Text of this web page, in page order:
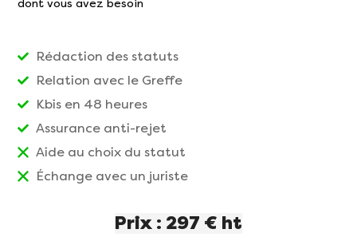
dont vous avez besoin
Rédaction des statuts
Relation avec le Greffe
Kbis en 48 heures
Assurance anti-rejet
Aide au choix du statut
Échange avec un juriste
Prix : 297 € ht